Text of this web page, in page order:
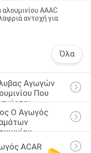
AAAC
αντοχή για
Όλα
Αγωγών
Που
Ο Αγωγός
ACAR